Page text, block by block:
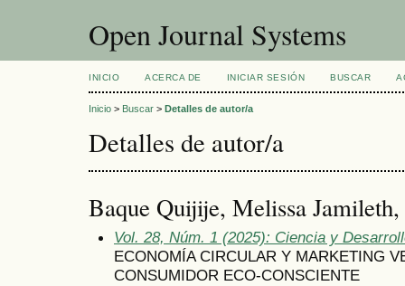
Open Journal Systems
INICIO ACERCA DE INICIAR SESIÓN BUSCAR
Inicio > Buscar > Detalles de autor/a
Detalles de autor/a
Baque Quijije, Melissa
Vol. 28, Núm. 1 (2025): Ciencia y
ECONOMÍA CIRCULAR Y MARKETING
CONSUMIDOR ECO-CONSCIENTE